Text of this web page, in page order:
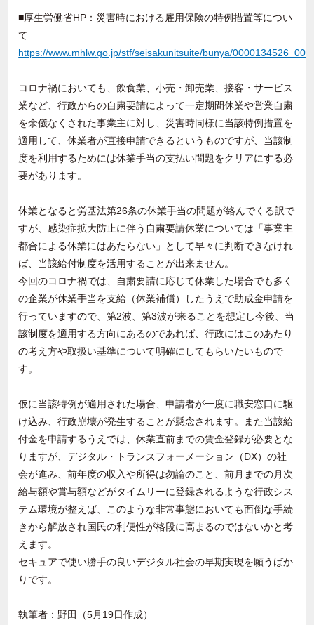
■厚生労働省HP ：災害時における雇用保険の特例措置等につい
て
https://www.mhlw.go.jp/stf/seisakunitsuite/bunya/
コロナ禍においても、飲食業、小売・卸売業、接客・サービス
業など、行政からの自粛要請によって一定期間休業や営業自粛
を余儀なくされた事業主に対し、災害時同様に当該特例措置を
適用して、休業者が直接申請できるというものですが、当該制
度を利用するためには休業手当の支払い問題をクリアにする必
要があります。
休業となると労基法第26条の休業手当の問題が絡んでくる訳で
すが、感染症拡大防止に伴う自粛要請休業については「事業主
都合による休業にはあたらない」として早々に判断できなけれ
ば、当該給付制度を活用することが出来ません。
今回のコロナ禍では、自粛要請に応じて休業した場合でも多く
の企業が休業手当を支給（休業補償）したうえで助成金申請を
行っていますので、第2波、第3波が来ることを想定し今後、当
該制度を適用する方向にあるのであれば、行政にはこのあたり
の考え方や取扱い基準について明確にしてもらいたいもので
す。
仮に当該特例が適用された場合、申請者が一度に職安窓口に駆
け込み、行政崩壊が発生することが懸念されます。また当該給
付金を申請するうえでは、休業直前までの賃金登録が必要とな
りますが、デジタル・トランスフォーメーション（DX）の社
会が進み、前年度の収入や所得は勿論のこと、前月までの月次
給与額や賞与額などがタイムリーに登録されるような行政シス
テム環境が整えば、このような非常事態においても面倒な手続
きから解放され国民の利便性が格段に高まるのではないかと考
えます。
セキュアで使い勝手の良いデジタル社会の早期実現を願うばか
りです。
執筆者：野田（5月19日作成）